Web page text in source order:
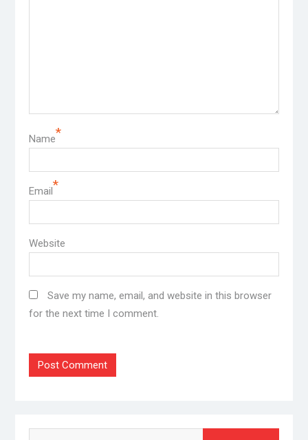
Name*
Email*
Website
Save my name, email, and website in this browser
for the next time I comment.